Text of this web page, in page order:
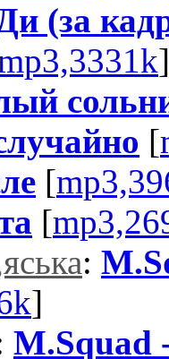
(за
]
[
[
[
:
]
M.Squad